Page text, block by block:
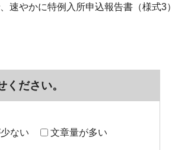
速やかに特例入所申込報告書（様式3）
ださい。
ない 文章量が多い